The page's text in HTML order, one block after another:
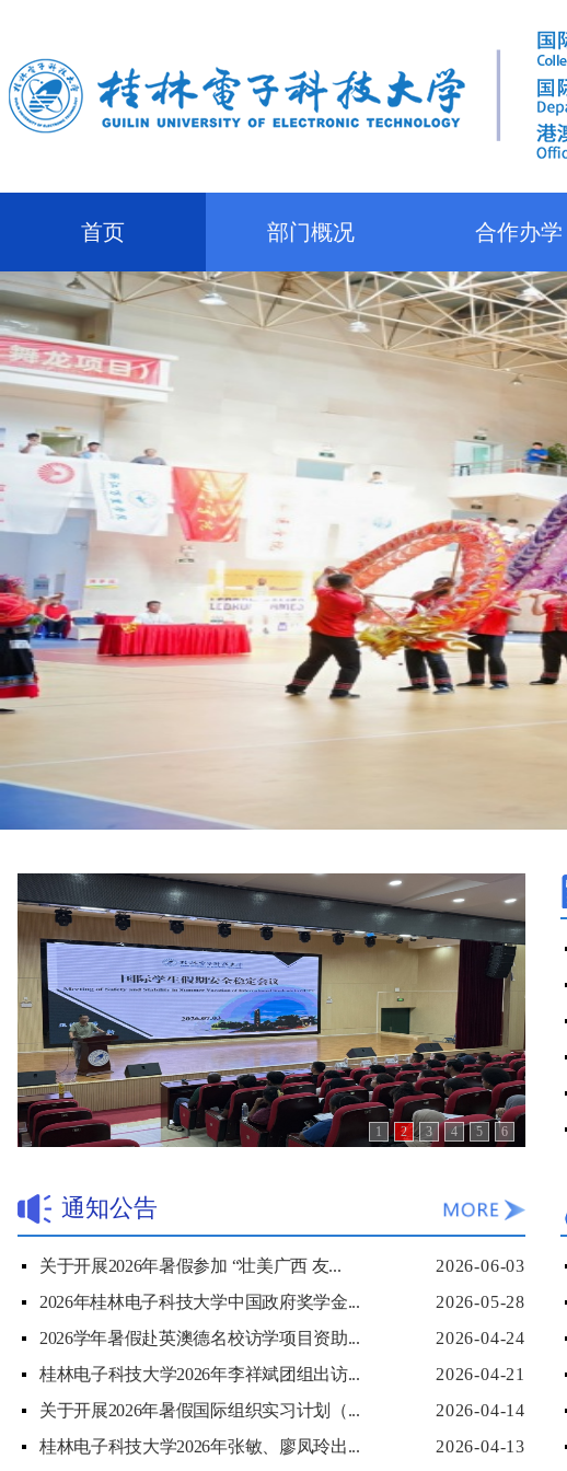
首页 部门概况 合作办学
1 2 3 4 5 6
通知公告
2026-06-03
关于开展2026年暑假参加 “壮美广西 友...
2026-05-28
2026年桂林电子科技大学中国政府奖学金...
2026-04-24
2026学年暑假赴英澳德名校访学项目资助...
2026-04-21
桂林电子科技大学2026年李祥斌团组出访...
2026-04-14
关于开展2026年暑假国际组织实习计划（...
2026-04-13
桂林电子科技大学2026年张敏、廖凤玲出...